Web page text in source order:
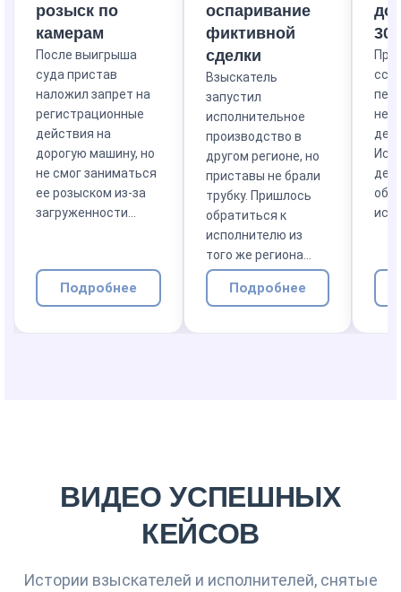
розыск по
камерам
После выигрыша
суда пристав
наложил запрет на
регистрационные
действия на
дорогую машину, но
не смог заниматься
ее розыском из-за
загруженности...
Подробнее
оспаривание
фиктивной
сделки
Взыскатель
запустил
исполнительное
производство в
другом регионе, но
приставы не брали
трубку. Пришлось
обратиться к
исполнителю из
того же региона...
Подробнее
не
ВИДЕО УСПЕШНЫХ
КЕЙСОВ
Истории взыскателей и исполнителей, снятые